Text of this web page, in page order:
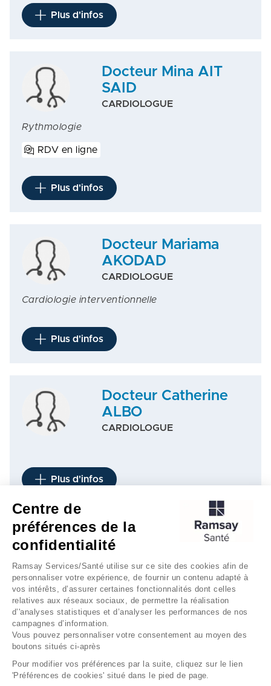
Plus d'infos
Docteur Mina AIT
SAID
CARDIOLOGUE
Rythmologie
RDV en ligne
Plus d'infos
Docteur Mariama
AKODAD
CARDIOLOGUE
Cardiologie interventionnelle
Plus d'infos
Docteur Catherine
ALBO
CARDIOLOGUE
Plus d'infos
1 2 3 … 45
Données personnelles
Centre de
préférences de la
confidentialité
Ramsay Services/Santé utilise sur ce site des cookies afin de
personnaliser votre expérience, de fournir un contenu adapté à
vos intérêts, d’assurer certaines fonctionnalités dont celles
relatives aux réseaux sociaux, de permettre la réalisation
d’'analyses statistiques et d’analyser les performances de nos
campagnes d’information.
Vous pouvez personnaliser votre consentement au moyen des
boutons situés ci-après
Pour modifier vos préférences par la suite, cliquez sur le lien
'Préférences de cookies' situé dans le pied de page.